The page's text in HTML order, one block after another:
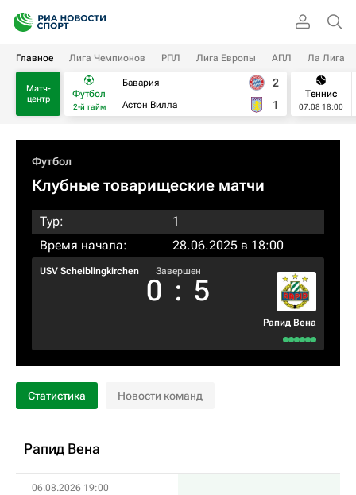
Главное Лига Чемпионов РПЛ Лига Европы АПЛ Ла Лига
Матч-
центр
Футбол
2-й тайм
Бавария
Астон Вилла
2
1
Теннис
07.08 18:00
Футбол
Клубные товарищеские матчи
Тур:
1
Время начала:
28.06.2025 в 18:00
USV Scheiblingkirchen Завершен
0 : 5
Рапид Вена
Статистика Новости команд
Рапид Вена
06.08.2026 19:00